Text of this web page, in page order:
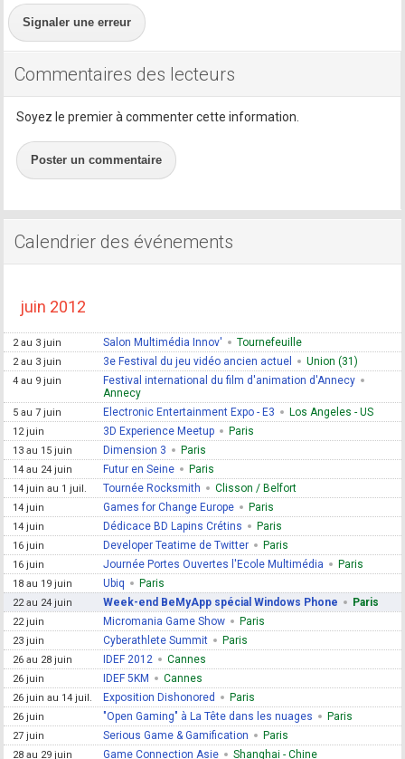
Signaler une erreur
Commentaires des lecteurs
Soyez le premier à commenter cette information.
Poster un commentaire
Calendrier des événements
juin 2012
2 au 3 juin Salon Multimédia Innov' Tournefeuille
2 au 3 juin 3e Festival du jeu vidéo ancien actuel Union (31)
4 au 9 juin
Festival international du film d'animation d'Annecy
Annecy
5 au 7 juin Electronic Entertainment Expo - E3 Los Angeles - US
12 juin 3D Experience Meetup Paris
13 au 15 juin Dimension 3 Paris
14 au 24 juin Futur en Seine Paris
14 juin au 1 juil. Tournée Rocksmith Clisson / Belfort
14 juin Games for Change Europe Paris
14 juin Dédicace BD Lapins Crétins Paris
16 juin Developer Teatime de Twitter Paris
16 juin Journée Portes Ouvertes l'Ecole Multimédia Paris
18 au 19 juin Ubiq Paris
22 au 24 juin Week-end BeMyApp spécial Windows Phone Paris
22 juin Micromania Game Show Paris
23 juin Cyberathlete Summit Paris
26 au 28 juin IDEF 2012 Cannes
26 juin IDEF 5KM Cannes
26 juin au 14 juil. Exposition Dishonored Paris
26 juin "Open Gaming" à La Tête dans les nuages Paris
27 juin Serious Game & Gamification Paris
28 au 29 juin Game Connection Asie Shanghai - Chine